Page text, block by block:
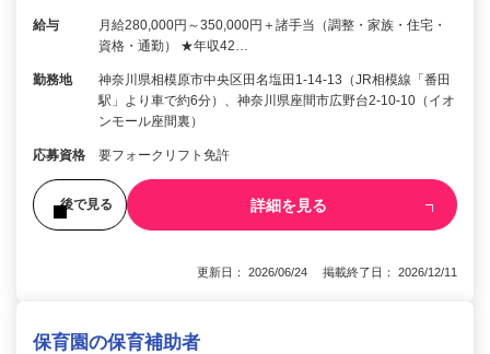
給与
月給280,000円～350,000円＋諸手当（調整・家族・住宅・
資格・通勤） ★年収42…
勤務地
神奈川県相模原市中央区田名塩田1-14-13（JR相模線「番田
駅」より車で約6分）、神奈川県座間市広野台2-10-10（イオ
ンモール座間裏）
応募資格 要フォークリフト免許
後で見る 詳細を見る
更新日： 2026/06/24 掲載終了日： 2026/12/11
保育園の保育補助者